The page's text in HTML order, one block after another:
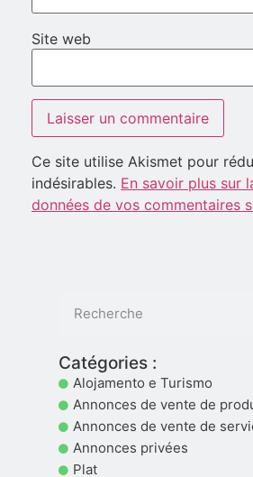
Site web
Ce site utilise Akismet pour
indésirables. En savoir plus sur
données de vos commentaires
Catégories :
Alojamento e Turismo
Annonces de vente de
Annonces de vente de
Annonces privées
Plat